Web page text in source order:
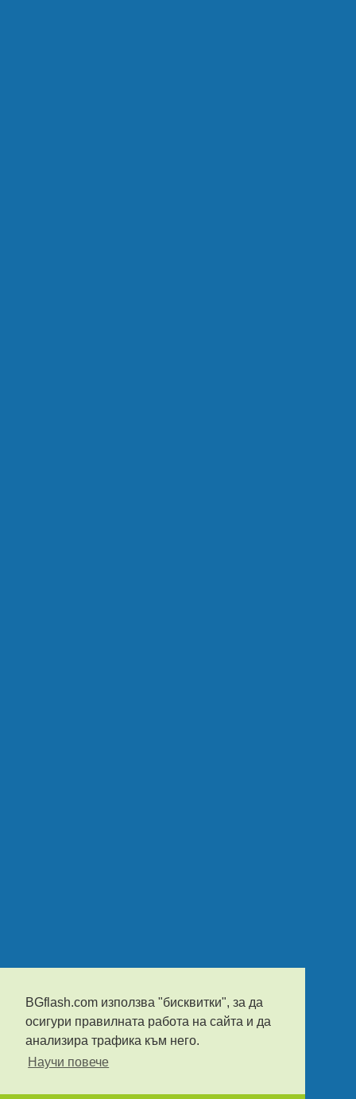
BGflash.com използва "бисквитки", за да
осигури правилната работа на сайта и да
анализира трафика към него.
Научи повече